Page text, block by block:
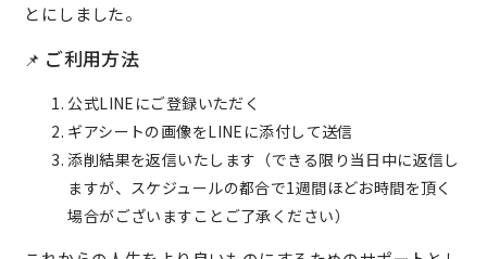
とにしました。
📌 ご利用方法
公式LINEにご登録いただく
ギアシートの画像をLINEに添付して送信
添削結果を返信いたします（できる限り当日中に返信し
ますが、スケジュールの都合で1週間ほどお時間を頂く
場合がございますことご了承ください）